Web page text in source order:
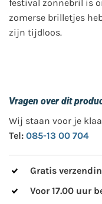
festival zonnebril is
zomerse brilletjes
zijn tijdloos.
Vragen over dit
Wij staan voor je
Tel: 085-13 00 704
Gratis
Voor 17.00 uur